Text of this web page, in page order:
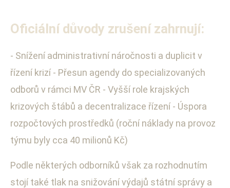
Oficiální důvody zrušení zahrnují:
- Snížení administrativní náročnosti a duplicit v
řízení krizí - Přesun agendy do specializovaných
odborů v rámci MV ČR - Vyšší role krajských
krizových štábů a decentralizace řízení - Úspora
rozpočtových prostředků (roční náklady na provoz
týmu byly cca 40 milionů Kč)
Podle některých odborníků však za rozhodnutím
stojí také tlak na snižování výdajů státní správy a